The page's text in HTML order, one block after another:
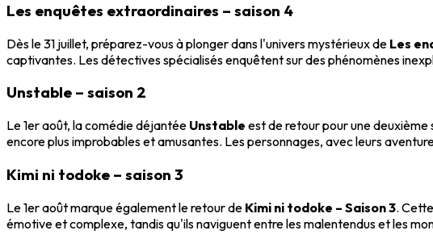
Les enquêtes extraordinaires – saison 4
Dès le 31 juillet, préparez-vous à plonger dans l'univers mystérieux de Les
captivantes. Les détectives spécialisés enquêtent sur des phénomènes
Unstable – saison 2
Le 1er août, la comédie déjantée Unstable est de retour pour une
encore plus improbables et amusantes. Les personnages, avec leurs
Kimi ni todoke – saison 3
Le 1er août marque également le retour de Kimi ni todoke – Saison 3.
émotive et complexe, tandis qu'ils naviguent entre les malentendus et les